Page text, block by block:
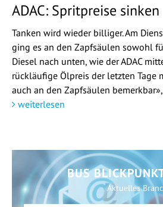
ADAC: Spritpreise sinken
Tanken wird wieder billiger. Am
ging es an den Zapfsäulen sowohl
Diesel nach unten, wie der ADAC
rückläufige Ölpreis der letzten Tage
auch an den Zapfsäulen
weiterlesen
BUS
Aktuelles